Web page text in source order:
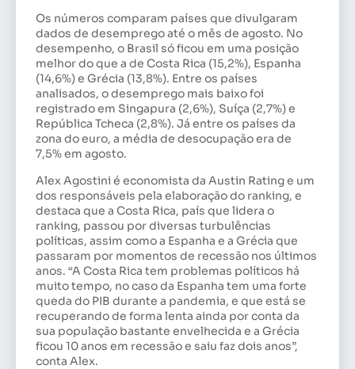
Os números comparam países que divulgaram
dados de desemprego até o mês de agosto. No
desempenho, o Brasil só ficou em uma posição
melhor do que a de Costa Rica (15,2%), Espanha
(14,6%) e Grécia (13,8%). Entre os países
analisados, o desemprego mais baixo foi
registrado em Singapura (2,6%), Suíça (2,7%) e
República Tcheca (2,8%). Já entre os países da
zona do euro, a média de desocupação era de
7,5% em agosto.
Alex Agostini é economista da Austin Rating e um
dos responsáveis pela elaboração do ranking, e
destaca que a Costa Rica, país que lidera o
ranking, passou por diversas turbulências
políticas, assim como a Espanha e a Grécia que
passaram por momentos de recessão nos últimos
anos. “A Costa Rica tem problemas políticos há
muito tempo, no caso da Espanha tem uma forte
queda do PIB durante a pandemia, e que está se
recuperando de forma lenta ainda por conta da
sua população bastante envelhecida e a Grécia
ficou 10 anos em recessão e saiu faz dois anos”,
conta Alex.